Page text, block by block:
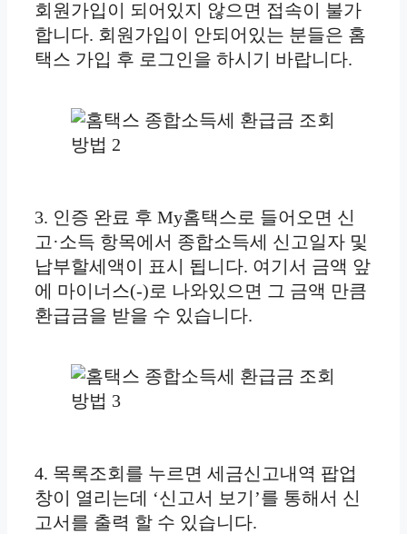
회원가입이 되어있지 않으면 접속이 불가
합니다. 회원가입이 안되어있는 분들은 홈
택스 가입 후 로그인을 하시기 바랍니다.
3. 인증 완료 후 My홈택스로 들어오면 신
고·소득 항목에서 종합소득세 신고일자 및
납부할세액이 표시 됩니다. 여기서 금액 앞
에 마이너스(-)로 나와있으면 그 금액 만큼
환급금을 받을 수 있습니다.
4. 목록조회를 누르면 세금신고내역 팝업
창이 열리는데 ‘신고서 보기’를 통해서 신
고서를 출력 할 수 있습니다.